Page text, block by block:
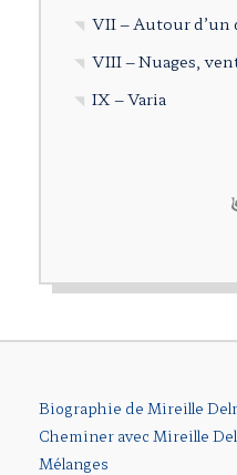
VII – Autour
VIII – Nuages,
IX – Varia
Biographie de Mireille
Cheminer avec Mireille
Mélanges